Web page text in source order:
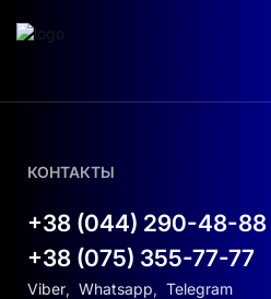
КОНТАКТЫ
+38 (044) 290-48-88
+38 (075) 355-77-77
Viber, Whatsapp, Telegram